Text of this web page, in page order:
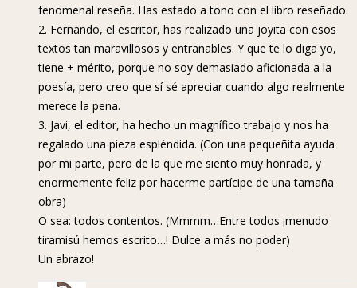
fenomenal reseña. Has estado a tono con el libro reseñado.
2. Fernando, el escritor, has realizado una joyita con esos
textos tan maravillosos y entrañables. Y que te lo diga yo,
tiene + mérito, porque no soy demasiado aficionada a la
poesía, pero creo que sí sé apreciar cuando algo realmente
merece la pena.
3. Javi, el editor, ha hecho un magnífico trabajo y nos ha
regalado una pieza espléndida. (Con una pequeñita ayuda
por mi parte, pero de la que me siento muy honrada, y
enormemente feliz por hacerme partícipe de una tamaña
obra)
O sea: todos contentos. (Mmmm…Entre todos ¡menudo
tiramisú hemos escrito…! Dulce a más no poder)
Un abrazo!